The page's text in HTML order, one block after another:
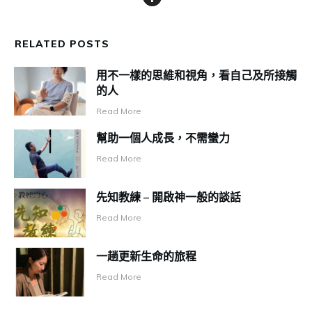
RELATED POSTS
用不一樣的思維和視角，看自己及所接觸
的人
Read More
幫助一個人成長，不需蠻力
Read More
先知教練 – 開啟神一般的談話
Read More
一趟更新生命的旅程
Read More